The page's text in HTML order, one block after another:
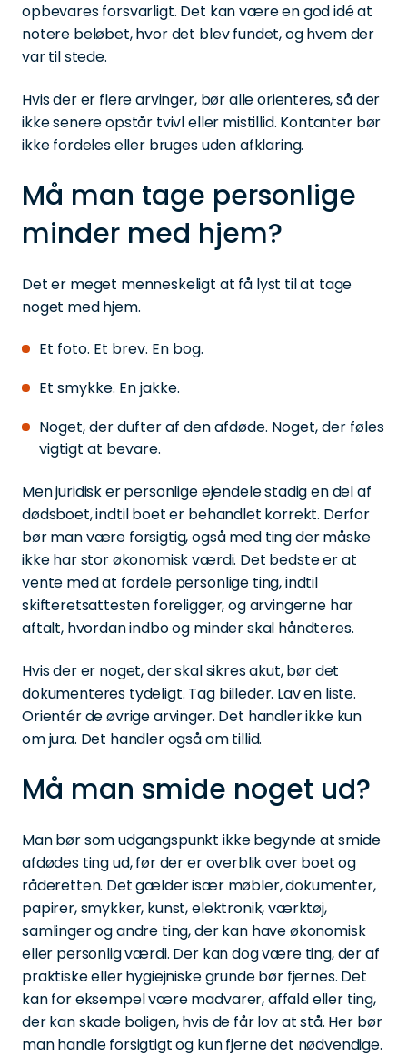
opbevares forsvarligt. Det kan være en god idé at
notere beløbet, hvor det blev fundet, og hvem der
var til stede.
Hvis der er flere arvinger, bør alle orienteres, så der
ikke senere opstår tvivl eller mistillid. Kontanter bør
ikke fordeles eller bruges uden afklaring.
Må man tage personlige
minder med hjem?
Det er meget menneskeligt at få lyst til at tage
noget med hjem.
Et foto. Et brev. En bog.
Et smykke. En jakke.
Noget, der dufter af den afdøde. Noget, der føles
vigtigt at bevare.
Men juridisk er personlige ejendele stadig en del af
dødsboet, indtil boet er behandlet korrekt. Derfor
bør man være forsigtig, også med ting der måske
ikke har stor økonomisk værdi. Det bedste er at
vente med at fordele personlige ting, indtil
skifteretsattesten foreligger, og arvingerne har
aftalt, hvordan indbo og minder skal håndteres.
Hvis der er noget, der skal sikres akut, bør det
dokumenteres tydeligt. Tag billeder. Lav en liste.
Orientér de øvrige arvinger. Det handler ikke kun
om jura. Det handler også om tillid.
Må man smide noget ud?
Man bør som udgangspunkt ikke begynde at smide
afdødes ting ud, før der er overblik over boet og
råderetten. Det gælder især møbler, dokumenter,
papirer, smykker, kunst, elektronik, værktøj,
samlinger og andre ting, der kan have økonomisk
eller personlig værdi. Der kan dog være ting, der af
praktiske eller hygiejniske grunde bør fjernes. Det
kan for eksempel være madvarer, affald eller ting,
der kan skade boligen, hvis de får lov at stå. Her bør
man handle forsigtigt og kun fjerne det nødvendige.